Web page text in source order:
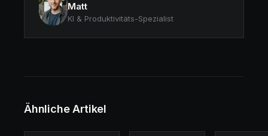
Matt
KI & Produktivitäts-Spezialist
Ähnliche Artikel